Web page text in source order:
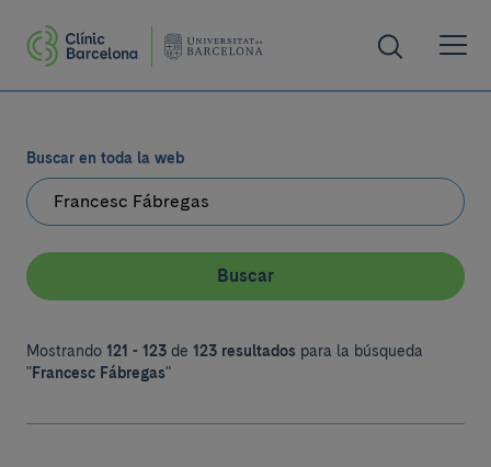
Buscar en toda la web
Buscar
Mostrando 121 - 123 de 123 resultados para la búsqueda
"Francesc Fábregas"